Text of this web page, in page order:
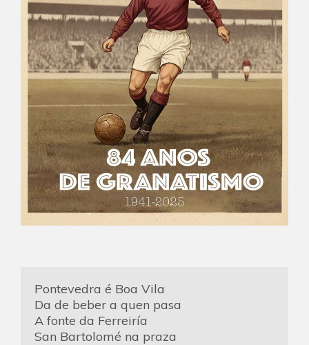
Pontevedra é Boa Vila
Da de beber a quen pasa
A fonte da Ferreiría
San Bartolomé na praza